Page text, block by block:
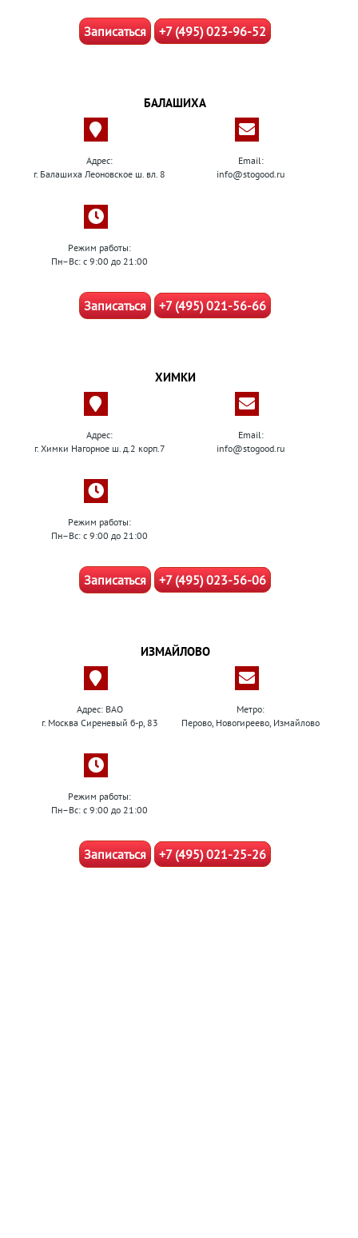
Записаться +7 (495) 023-96-52
БАЛАШИХА
Адрес:
г. Балашиха Леоновское ш. вл. 8
Email:
info@stogood.ru
Режим работы:
Пн–Вс: с 9:00 до 21:00
Записаться +7 (495) 021-56-66
ХИМКИ
Адрес:
г. Химки Нагорное ш. д.2 корп.7
Email:
info@stogood.ru
Режим работы:
Пн–Вс: с 9:00 до 21:00
Записаться +7 (495) 023-56-06
ИЗМАЙЛОВО
Адрес: ВАО
г. Москва Сиреневый б-р, 83
Метро:
Перово, Новогиреево, Измайлово
Режим работы:
Пн–Вс: с 9:00 до 21:00
Записаться +7 (495) 021-25-26